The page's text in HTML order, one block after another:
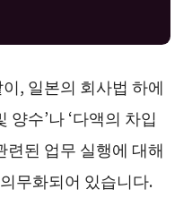
, 일본의 회사법 하에
양수’나 ‘다액의 차입
련된 업무 실행에 대해
무화되어 있습니다.